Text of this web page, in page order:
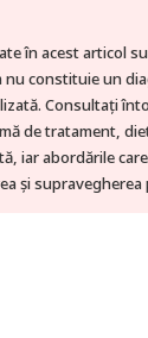
în acest articol
constituie un
Consultați
de tratament,
iar abordările
și